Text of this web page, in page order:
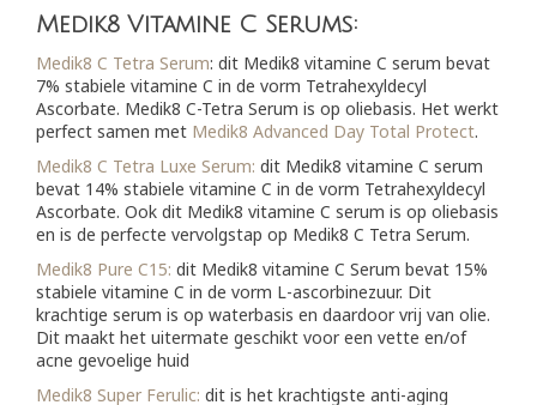
Medik8 Vitamine C Serums:
Medik8 C Tetra Serum: dit Medik8 vitamine C serum bevat
7% stabiele vitamine C in de vorm Tetrahexyldecyl
Ascorbate. Medik8 C-Tetra Serum is op oliebasis. Het werkt
perfect samen met Medik8 Advanced Day Total Protect.
Medik8 C Tetra Luxe Serum: dit Medik8 vitamine C serum
bevat 14% stabiele vitamine C in de vorm Tetrahexyldecyl
Ascorbate. Ook dit Medik8 vitamine C serum is op oliebasis
en is de perfecte vervolgstap op Medik8 C Tetra Serum.
Medik8 Pure C15: dit Medik8 vitamine C Serum bevat 15%
stabiele vitamine C in de vorm L-ascorbinezuur. Dit
krachtige serum is op waterbasis en daardoor vrij van olie.
Dit maakt het uitermate geschikt voor een vette en/of
acne gevoelige huid
Medik8 Super Ferulic: dit is het krachtigste anti-aging